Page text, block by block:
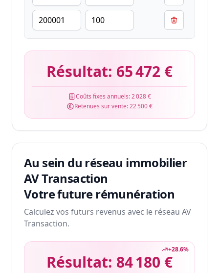
Résultat: 65 472 €
Coûts fixes annuels:2 028 €
Retenues sur vente:22 500 €
Au sein du réseau immobilier
AV Transaction
Votre future rémunération
Calculez vos futurs revenus avec le réseau AV
Transaction.
+28.6%
Résultat: 84 180 €